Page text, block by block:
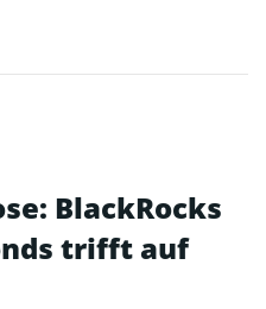
BlackRocks
trifft auf